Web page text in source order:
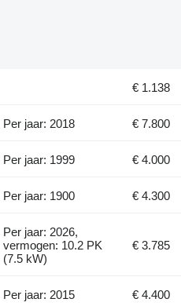
€ 1.138
Per jaar: 2018 € 7.800
Per jaar: 1999 € 4.000
Per jaar: 1900 € 4.300
Per jaar: 2026,
vermogen: 10.2 PK
(7.5 kW)
€ 3.785
Per jaar: 2015 € 4.400